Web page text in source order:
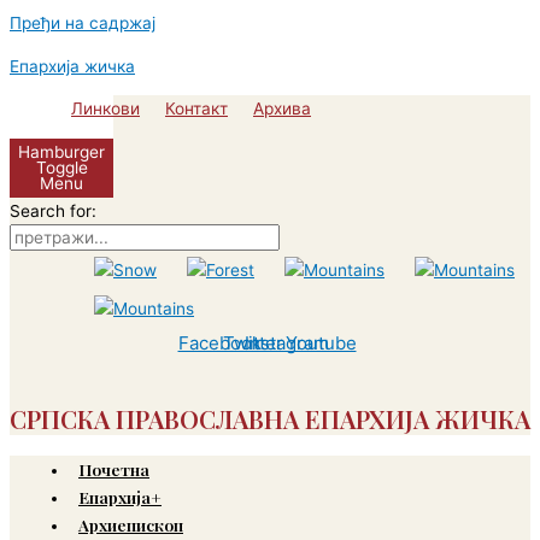
Пређи на садржај
Епархија жичка
Линкови Контакт Архива
Hamburger
Toggle
Menu
Search for:
Facebook
Twitter
Instagram
Youtube
СРПСКА ПРАВОСЛАВНА ЕПАРХИЈА ЖИЧКА
Почетна
Епархија+
Архиепископ